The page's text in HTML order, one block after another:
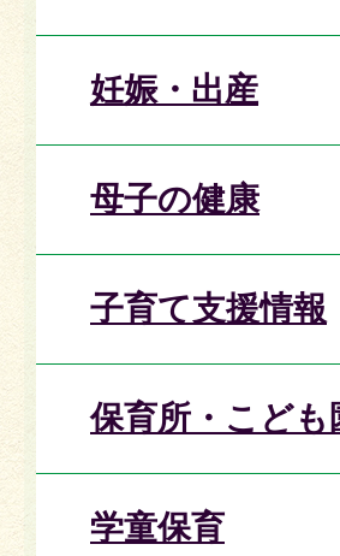
妊娠・出産
母子の健康
子育て支援情報
保育所・こども
学童保育